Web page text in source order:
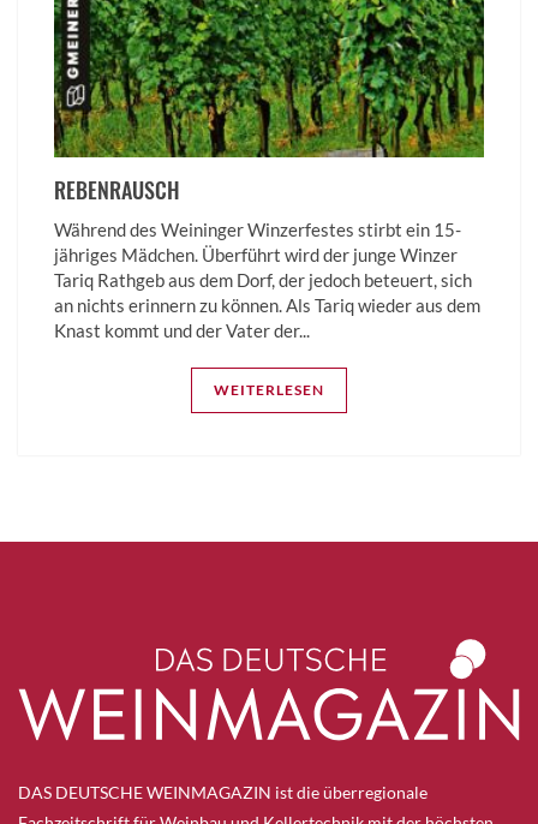
REBENRAUSCH
Während des Weininger Winzerfestes stirbt ein 15-
jähriges Mädchen. Überführt wird der junge Winzer
Tariq Rathgeb aus dem Dorf, der jedoch beteuert, sich
an nichts erinnern zu können. Als Tariq wieder aus dem
Knast kommt und der Vater der...
WEITERLESEN
DAS DEUTSCHE WEINMAGAZIN ist die überregionale